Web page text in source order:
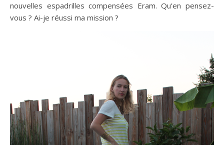
nouvelles espadrilles compensées Eram. Qu’en pensez-
vous ? Ai-je réussi ma mission ?